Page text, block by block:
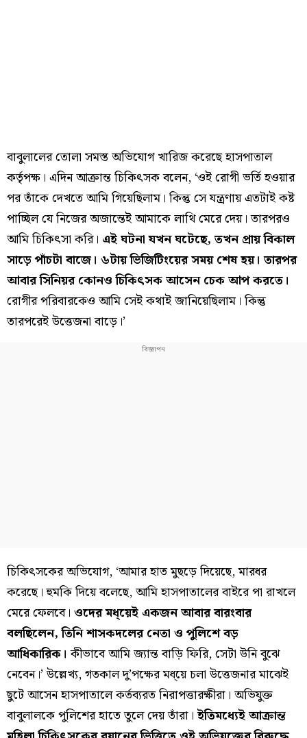
বাবুলালের তোলা সমস্ত অভিযোগ খারিজ করেছে হাসপাতাল
কর্তৃপক্ষ। এদিন আক্রান্ত চিকিৎসক বলেন, ‘ওই রোগী ভর্তি হওয়ার
পর তাঁকে দেখতে আমি গিয়েছিলাম। কিন্তু সে যন্ত্রণায় এতটাই কষ্ট
পাচ্ছিল যে নিজের অজান্তেই আমাকে লাথি মেরে দেয়। তারপরও
আমি চিকিৎসা করি। এই ঘটনা যখন ঘটেছে, তখন প্রায় বিকাল
সাড়ে পাঁচটা বাজে। ৬টায় ভিজিটিংয়ের সময় শেষ হয়। তারপর
আবার সিনিয়র কোনও চিকিৎসক আসেন চেক আপ করতে।
রোগীর পরিবারকেও আমি সেই কথাই জানিয়েছিলাম। কিন্তু
তারপরেই উত্তেজনা বাড়ে।’
চিকিৎসকের অভিযোগ, ‘আমার হাত মুছড়ে দিয়েছে, মারধর
করেছে। হুমকি দিয়ে বলেছে, আমি হাসপাতালের বাইরে পা রাখলে
মেরে ফেলবে। ওদের মধ্য়েই একজন আবার বারংবার
বলছিলেন, তিনি শাসকদলের নেতা ও পুলিশে বড়
আধিকারিক। কীভাবে আমি জ্যান্ত বাড়ি ফিরি, সেটা উনি বুঝে
নেবেন।’ উল্লেখ্য, গতকাল দু’পক্ষের মধ্য়ে চলা উত্তেজনার মাঝেই
ছুটে আসেন হাসপাতালে কর্তব্যরত নিরাপত্তারক্ষীরা। অভিযুক্ত
বাবুলালকে পুলিশের হাতে তুলে দেয় তাঁরা।ইতিমধ্যেই আক্রান্ত